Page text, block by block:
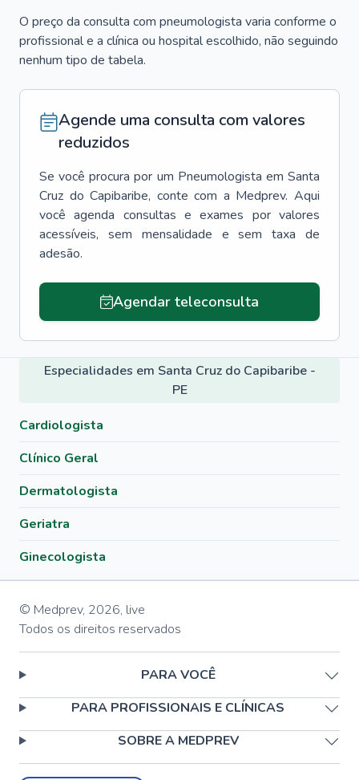
O preço da consulta com pneumologista varia conforme o
profissional e a clínica ou hospital escolhido, não seguindo
nenhum tipo de tabela.
Agende uma consulta com valores
reduzidos
Se você procura por um Pneumologista em Santa
Cruz do Capibaribe, conte com a Medprev. Aqui
você agenda consultas e exames por valores
acessíveis, sem mensalidade e sem taxa de
adesão.
Agendar teleconsulta
Especialidades em Santa Cruz do Capibaribe -
PE
Cardiologista
Clínico Geral
Dermatologista
Geriatra
Ginecologista
© Medprev, 2026, live
Todos os direitos reservados
PARA VOCÊ
PARA PROFISSIONAIS E CLÍNICAS
SOBRE A MEDPREV